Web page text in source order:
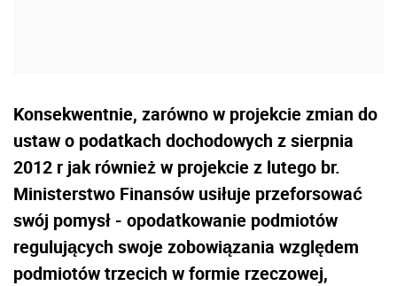
Konsekwentnie, zarówno w projekcie zmian do
ustaw o podatkach dochodowych z sierpnia
2012 r jak również w projekcie z lutego br.
Ministerstwo Finansów usiłuje przeforsować
swój pomysł - opodatkowanie podmiotów
regulujących swoje zobowiązania względem
podmiotów trzecich w formie rzeczowej,